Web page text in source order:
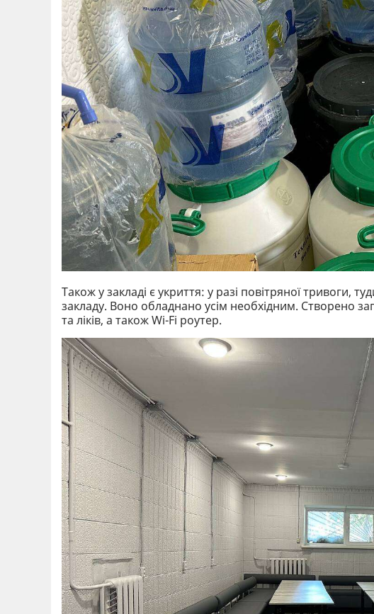
Також у закладі є укриття: у разі повітряної тривоги,
закладу. Воно обладнано усім необхідним. Створено
та ліків, а також Wі-Fі роутер.